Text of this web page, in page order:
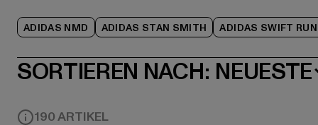
ADIDAS NMD ADIDAS STAN SMITH ADIDAS SWIFT RUN
SORTIEREN NACH: NEUESTE
190 ARTIKEL